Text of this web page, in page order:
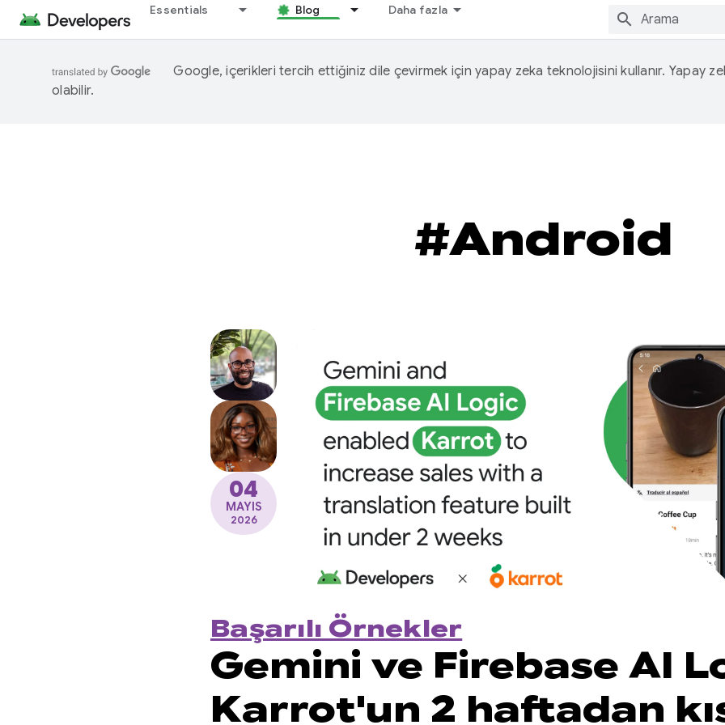
Essentials Blog Daha fazla
Google, içerikleri tercih ettiğiniz dile çevirmek için yapay zeka teknolojisini kullanır. Yapay
olabilir.
#Android
04
MAYIS
2026
Başarılı Örnekler
Gemini ve Firebase AI
Karrot'un 2 haftadan